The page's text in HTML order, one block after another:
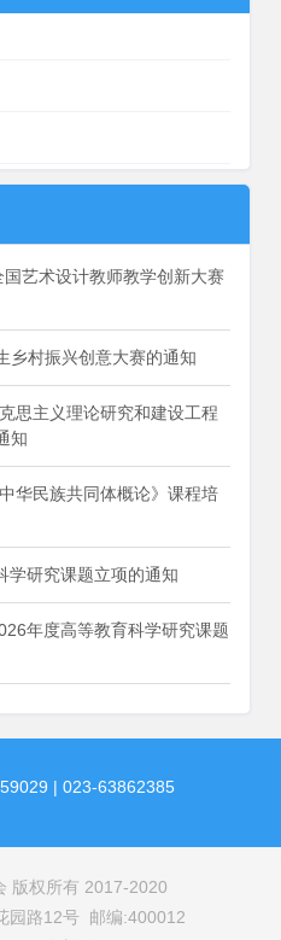
艺术设计教师教学创新大赛
乡村振兴创意大赛的通知
思主义理论研究和建设工程
知
华民族共同体概论》课程培
学研究课题立项的通知
年度高等教育科学研究课题
| 023-63862385
版权所有 2017-2020
园路12号 邮编:400012